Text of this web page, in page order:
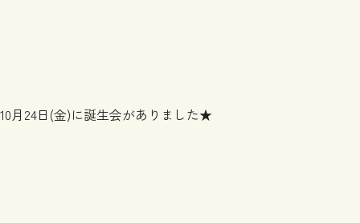
10月24日(金)に誕生会がありました★